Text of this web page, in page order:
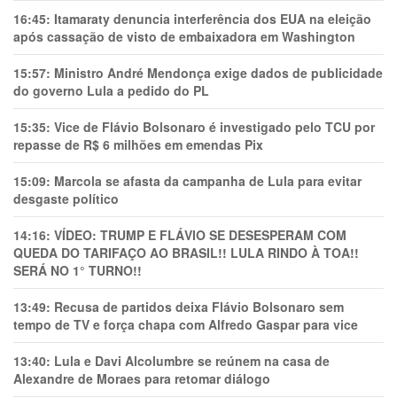
16:45: Itamaraty denuncia interferência dos EUA na eleição
após cassação de visto de embaixadora em Washington
15:57: Ministro André Mendonça exige dados de publicidade
do governo Lula a pedido do PL
15:35: Vice de Flávio Bolsonaro é investigado pelo TCU por
repasse de R$ 6 milhões em emendas Pix
15:09: Marcola se afasta da campanha de Lula para evitar
desgaste político
14:16: VÍDEO: TRUMP E FLÁVIO SE DESESPERAM COM
QUEDA DO TARIFAÇO AO BRASIL!! LULA RINDO À TOA!!
SERÁ NO 1° TURNO!!
13:49: Recusa de partidos deixa Flávio Bolsonaro sem
tempo de TV e força chapa com Alfredo Gaspar para vice
13:40: Lula e Davi Alcolumbre se reúnem na casa de
Alexandre de Moraes para retomar diálogo